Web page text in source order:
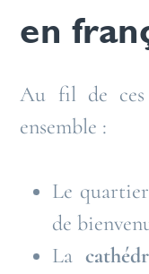
en
Au fil de ces
ensemble :
Le
de
La